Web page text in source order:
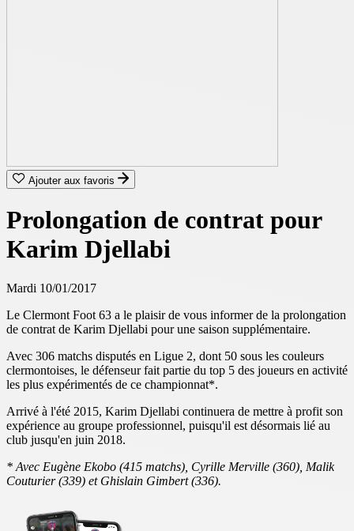
Ajouter aux favoris
Prolongation de contrat pour
Karim Djellabi
Mardi 10/01/2017
Le Clermont Foot 63 a le plaisir de vous informer de la prolongation
de contrat de Karim Djellabi pour une saison supplémentaire.
Avec 306 matchs disputés en Ligue 2, dont 50 sous les couleurs
clermontoises, le défenseur fait partie du top 5 des joueurs en activité
les plus expérimentés de ce championnat*.
Arrivé à l'été 2015, Karim Djellabi continuera de mettre à profit son
expérience au groupe professionnel, puisqu'il est désormais lié au
club jusqu'en juin 2018.
* Avec Eugène Ekobo (415 matchs), Cyrille Merville (360), Malik
Couturier (339) et Ghislain Gimbert (336).